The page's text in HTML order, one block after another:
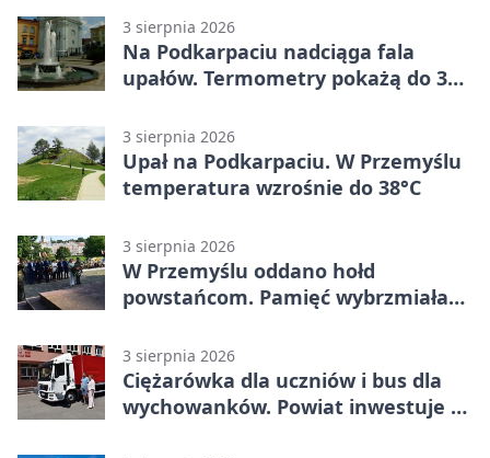
3 sierpnia 2026
Na Podkarpaciu nadciąga fala
upałów. Termometry pokażą do 36
3 sierpnia 2026
Upał na Podkarpaciu. W Przemyślu
temperatura wzrośnie do 38°C
3 sierpnia 2026
W Przemyślu oddano hołd
powstańcom. Pamięć wybrzmiała
3 sierpnia 2026
Ciężarówka dla uczniów i bus dla
wychowanków. Powiat inwestuje w